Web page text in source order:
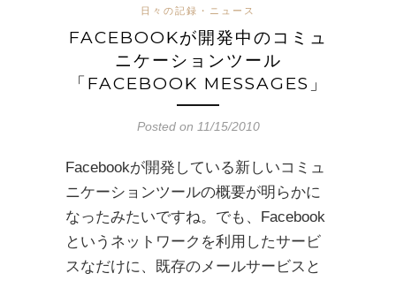
日々の記録・ニュース
FACEBOOKが開発中のコミュ
ニケーションツール
「FACEBOOK MESSAGES」
Posted on 11/15/2010
Facebookが開発している新しいコミュ
ニケーションツールの概要が明らかに
なったみたいですね。でも、Facebook
というネットワークを利用したサービ
スなだけに、既存のメールサービスと